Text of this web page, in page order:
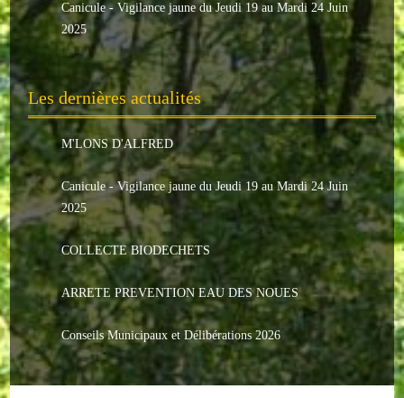
Les comptes rendus
Le personnel communal
L'Echo de Nuaillé
Tarifs et locations
Galeries photos
INDISPENSABLES
Nouveaux arrivants
Le PACS
Voter
Bientôt 16 ans
Canicule - Vigilance jaune du Jeudi 19 au Mardi 24 Juin
2025
Les dernières actualités
M'LONS D'ALFRED
Canicule - Vigilance jaune du Jeudi 19 au Mardi 24 Juin
2025
COLLECTE BIODECHETS
ARRETE PREVENTION EAU DES NOUES
Conseils Municipaux et Délibérations 2026